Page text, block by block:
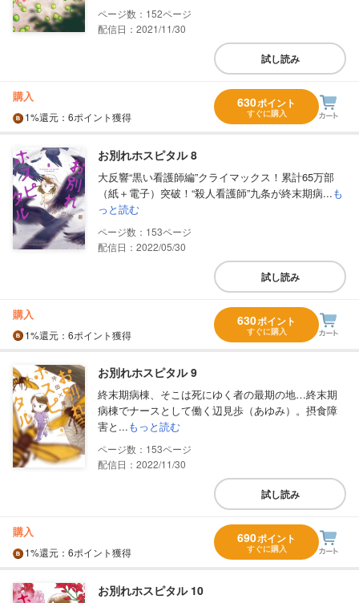
152
配信日：2021/11/30
試し読み
購入
1%還元 ：6ポイント獲得
630ポイント
すぐに購入
お別れホスピタル 8
大反響“黒い看護師編”クライマックス！累計65万部
（紙＋電子）突破！“殺人看護師”九条が終末期病...も
っと読む
153
配信日：2022/05/30
試し読み
購入
1%還元 ：6ポイント獲得
630ポイント
すぐに購入
お別れホスピタル 9
終末期病棟、そこは死にゆく者の最期の地…終末期
病棟でナースとして働く辺見歩（あゆみ）。摂食障
害と...もっと読む
153
配信日：2022/11/30
試し読み
購入
1%還元 ：6ポイント獲得
690ポイント
すぐに購入
お別れホスピタル 10